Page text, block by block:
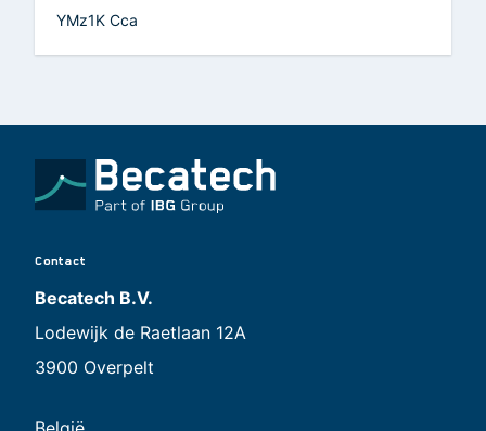
YMz1K Cca
Contact
Becatech B.V.
Lodewijk de Raetlaan 12A
3900 Overpelt